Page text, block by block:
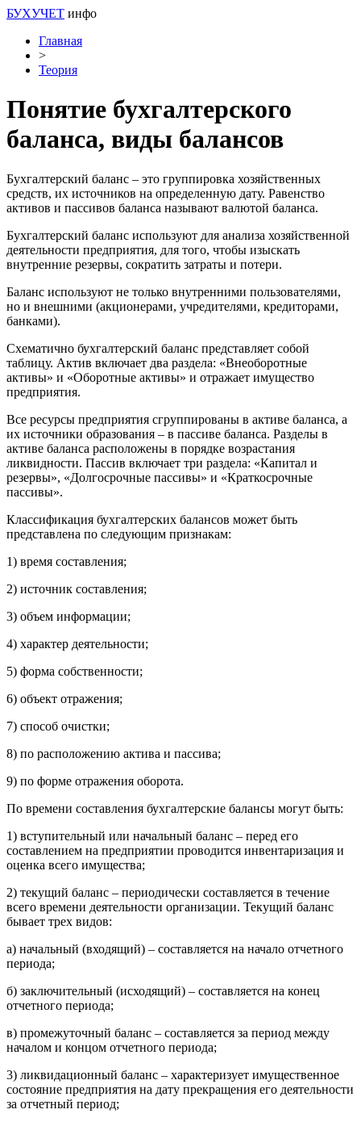
БУХУЧЕТ инфо
Главная
>
Теория
Понятие бухгалтерского
баланса, виды балансов
Бухгалтерский баланс – это группировка хозяйственных
средств, их источников на определенную дату. Равенство
активов и пассивов баланса называют валютой баланса.
Бухгалтерский баланс используют для анализа хозяйственной
деятельности предприятия, для того, чтобы изыскать
внутренние резервы, сократить затраты и потери.
Баланс используют не только внутренними пользователями,
но и внешними (акционерами, учредителями, кредиторами,
банками).
Схематично бухгалтерский баланс представляет собой
таблицу. Актив включает два раздела: «Внеоборотные
активы» и «Оборотные активы» и отражает имущество
предприятия.
Все ресурсы предприятия сгруппированы в активе баланса, а
их источники образования – в пассиве баланса. Разделы в
активе баланса расположены в порядке возрастания
ликвидности. Пассив включает три раздела: «Капитал и
резервы», «Долгосрочные пассивы» и «Краткосрочные
пассивы».
Классификация бухгалтерских балансов может быть
представлена по следующим признакам:
1) время составления;
2) источник составления;
3) объем информации;
4) характер деятельности;
5) форма собственности;
6) объект отражения;
7) способ очистки;
8) по расположению актива и пассива;
9) по форме отражения оборота.
По времени составления бухгалтерские балансы могут быть:
1) вступительный или начальный баланс – перед его
составлением на предприятии проводится инвентаризация и
оценка всего имущества;
2) текущий баланс – периодически составляется в течение
всего времени деятельности организации. Текущий баланс
бывает трех видов:
а) начальный (входящий) – составляется на начало отчетного
периода;
б) заключительный (исходящий) – составляется на конец
отчетного периода;
в) промежуточный баланс – составляется за период между
началом и концом отчетного периода;
3) ликвидационный баланс – характеризует имущественное
состояние предприятия на дату прекращения его деятельности
за отчетный период;